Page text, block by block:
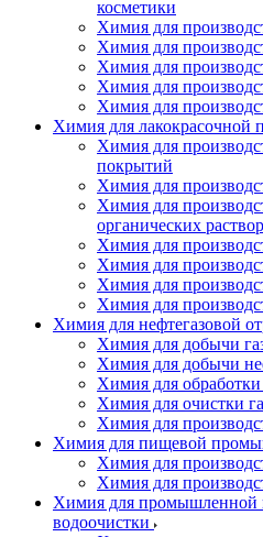
косметики
Химия для
Химия для
Химия для
Химия для
Химия для
Химия для лакокрасочной
Химия для
покрытий
Химия для
Химия для
органических
Химия для
Химия для
Химия для
Химия для
Химия для нефтегазовой
Химия для добычи
Химия для добычи
Химия для
Химия для очистки
Химия для
Химия для пищевой
Химия для
Химия для
Химия для промышленной
водоочистки